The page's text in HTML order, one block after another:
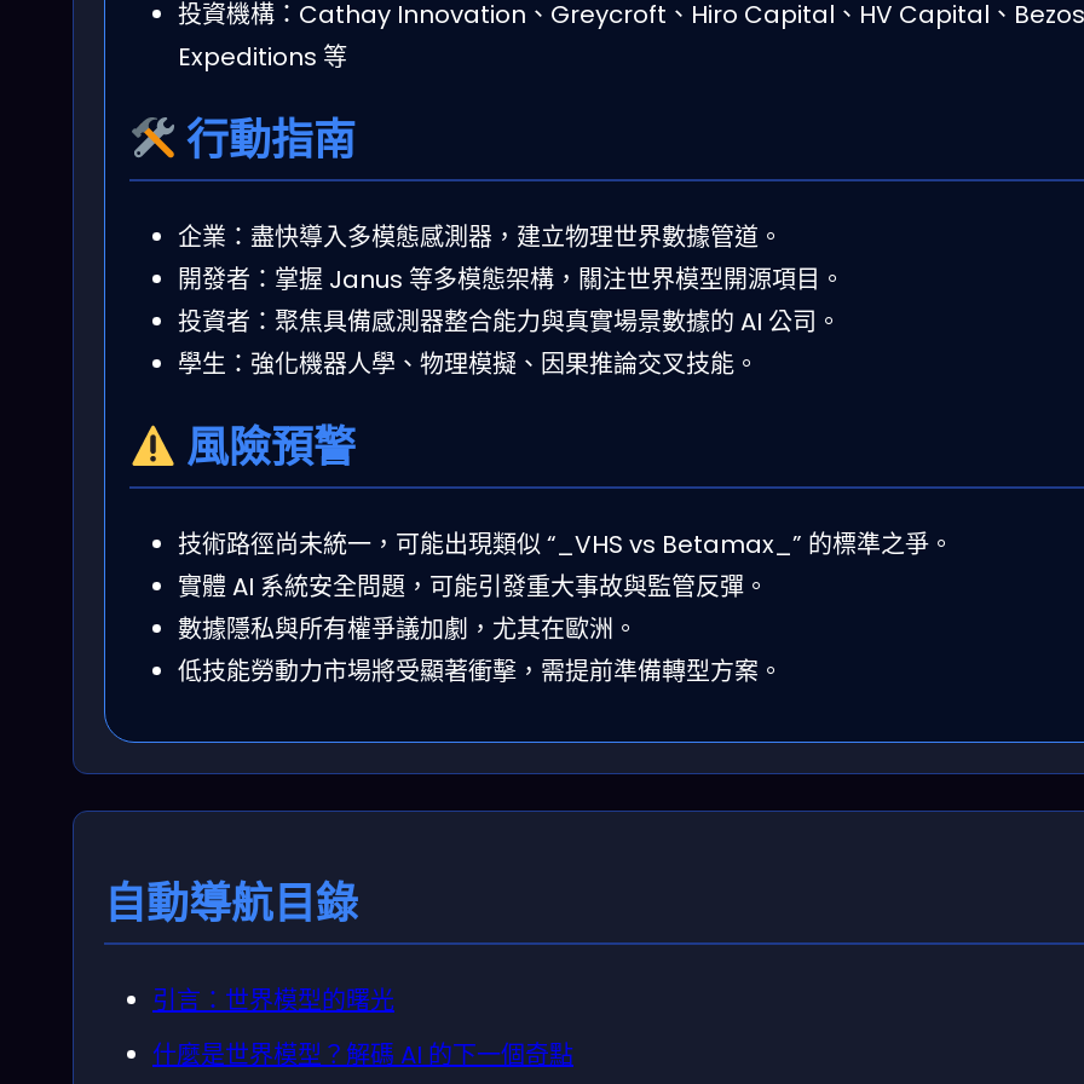
投資機構：Cathay Innovation、Greycroft、Hiro Capital、HV Capital、Bezos
Expeditions 等
行動指南
企業：盡快導入多模態感測器，建立物理世界數據管道。
開發者：掌握 Janus 等多模態架構，關注世界模型開源項目。
投資者：聚焦具備感測器整合能力與真實場景數據的 AI 公司。
學生：強化機器人學、物理模擬、因果推論交叉技能。
風險預警
技術路徑尚未統一，可能出現類似 “_VHS vs Betamax_” 的標準之爭。
實體 AI 系統安全問題，可能引發重大事故與監管反彈。
數據隱私與所有權爭議加劇，尤其在歐洲。
低技能勞動力市場將受顯著衝擊，需提前準備轉型方案。
自動導航目錄
引言：世界模型的曙光
什麼是世界模型？解碼 AI 的下一個奇點